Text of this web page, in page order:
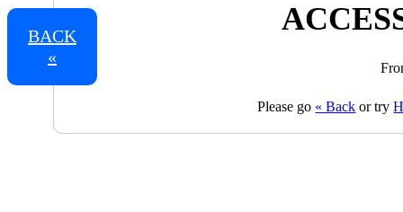
BACK
«
Please go « Back or try